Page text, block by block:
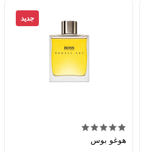
جديد
هوغو بوس